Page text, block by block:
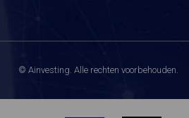
© Ainvesting. Alle rechten voorbehouden.